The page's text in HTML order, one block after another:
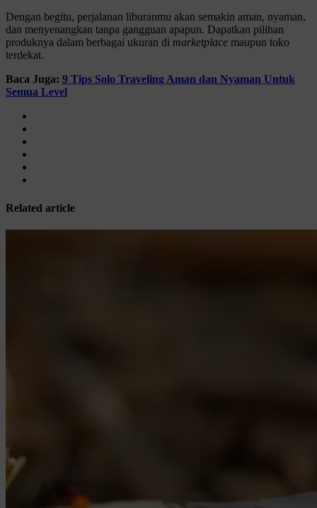
Dengan begitu, perjalanan liburanmu akan semakin aman, nyaman,
dan menyenangkan tanpa gangguan apapun. Dapatkan pilihan
produknya dalam berbagai ukuran di marketplace maupun toko
terdekat.
Baca Juga: 9 Tips Solo Traveling Aman dan Nyaman Untuk
Semua Level
Related article